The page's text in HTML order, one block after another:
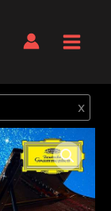
Menu
x